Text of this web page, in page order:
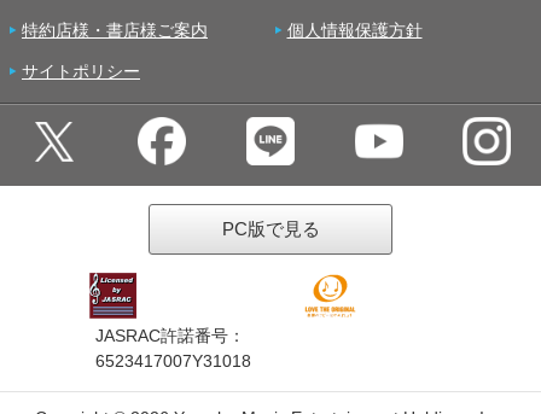
特約店様・書店様ご案内 個人情報保護方針
サイトポリシー
PC版で見る
JASRAC許諾番号：
6523417007Y31018